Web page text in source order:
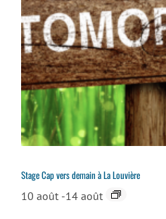
Stage Cap vers demain à La Louvière
10 août -14 août